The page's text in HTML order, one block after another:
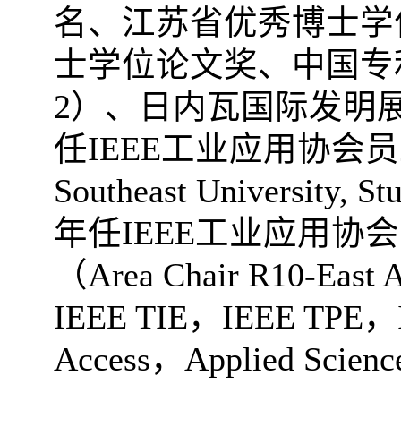
名、江苏省优秀博士
士学位论文奖、中国
2）、日内瓦国际发明
任IEEE工业应用协会
Southeast University,
年任IEEE工业应用协
（Area Chair R10-East
IEEE TIE， IEEE TPE，
Access， Applied